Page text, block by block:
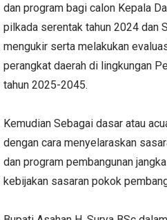
dan program bagi calon Kepala
pilkada serentak tahun 2024 dan
mengukir serta melakukan
perangkat daerah di lingkungan
tahun 2025-2045.
Kemudian Sebagai dasar atau
dengan cara menyelaraskan
dan program pembangunan
kebijakan sasaran pokok